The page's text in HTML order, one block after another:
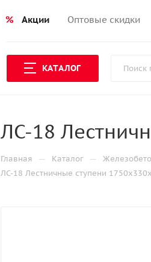
% Акции Оптовые скидки
КАТАЛОГ
ЛС-18
Главная — Каталог —
ЛС-18 Лестничные ступени